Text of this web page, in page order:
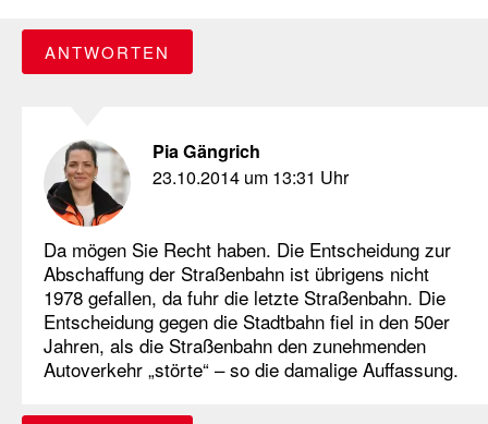
ANTWORTEN
Pia Gängrich
23.10.2014 um 13:31 Uhr
Da mögen Sie Recht haben. Die Entscheidung zur
Abschaffung der Straßenbahn ist übrigens nicht
1978 gefallen, da fuhr die letzte Straßenbahn. Die
Entscheidung gegen die Stadtbahn fiel in den 50er
Jahren, als die Straßenbahn den zunehmenden
Autoverkehr „störte“ – so die damalige Auffassung.